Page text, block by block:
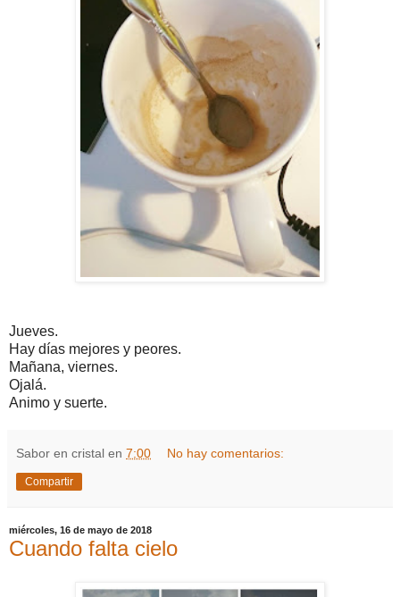
Jueves.
Hay días mejores y peores.
Mañana, viernes.
Ojalá.
Animo y suerte.
Sabor en cristal en 7:00 No hay comentarios:
Compartir
miércoles, 16 de mayo de 2018
Cuando falta cielo